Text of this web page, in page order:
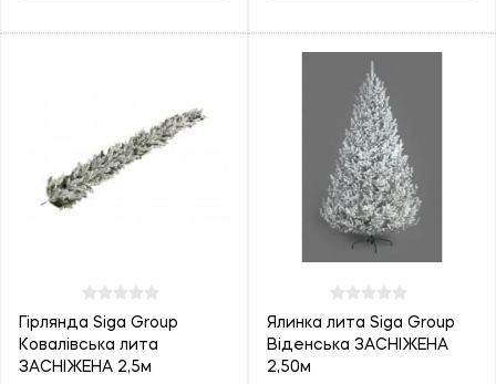
Гірлянда Siga Group
Ковалівська лита
ЗАСНІЖЕНА 2,5м
Ялинка лита Siga Group
Віденська ЗАСНІЖЕНА
2,50м